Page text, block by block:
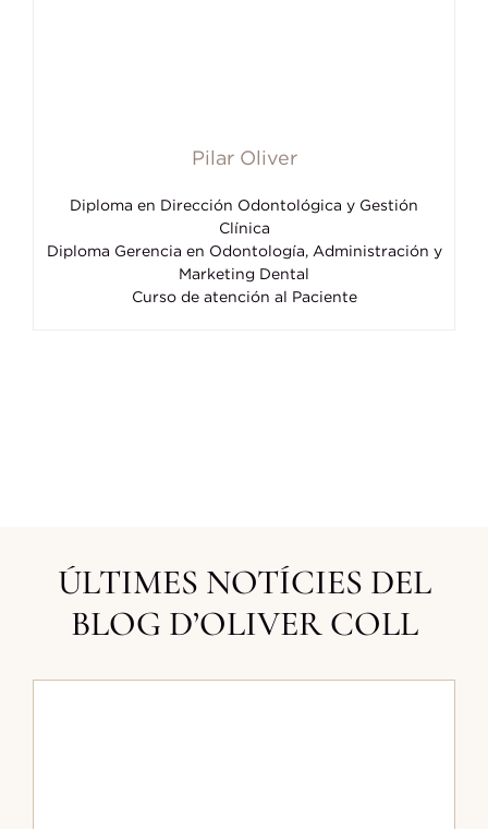
Pilar Oliver
Diploma en Dirección Odontológica y Gestión
Clínica
Diploma Gerencia en Odontología, Administración y
Marketing Dental
Curso de atención al Paciente
ÚLTIMES NOTÍCIES DEL
BLOG D’OLIVER COLL